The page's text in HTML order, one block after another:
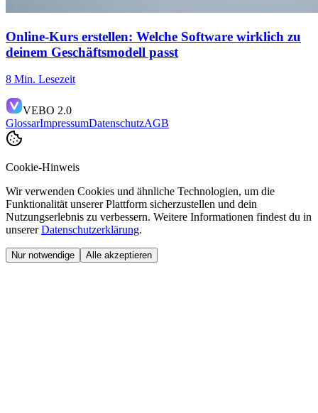
Online-Kurs erstellen: Welche Software wirklich zu
deinem Geschäftsmodell passt
8 Min. Lesezeit
VEBO 2.0
GlossarImpressumDatenschutzAGB
Cookie-Hinweis
Wir verwenden Cookies und ähnliche Technologien, um die
Funktionalität unserer Plattform sicherzustellen und dein
Nutzungserlebnis zu verbessern. Weitere Informationen findest du in
unsererDatenschutzerklärung.
Nur notwendige Alle akzeptieren